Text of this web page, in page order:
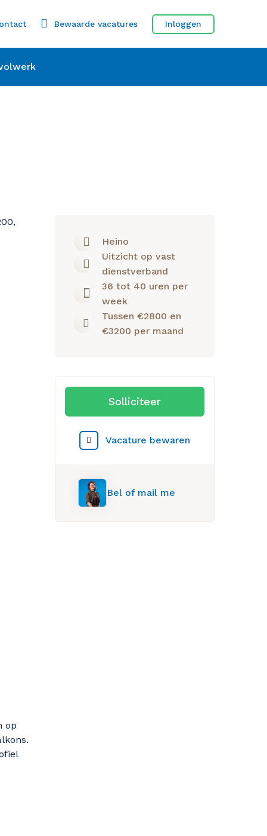
Bewaarde vacatures Inloggen
op
Heino
Uitzicht op vast
dienstverband
36 tot 40 uren per
week
Tussen €2800 en
€3200 per maand
Solliciteer
Vacature bewaren
Bel of mail me